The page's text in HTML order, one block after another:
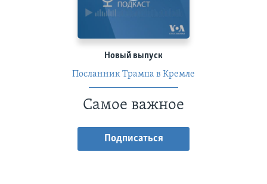
Новый выпуск
Посланник Трампа в Кремле
Самое важное
Подписаться